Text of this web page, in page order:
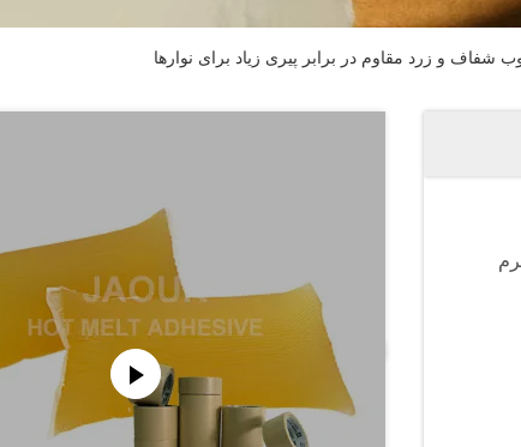
شفاف و زرد مقاوم در برابر پیری زیاد برای نوارها